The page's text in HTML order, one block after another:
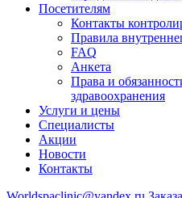
Посетителям
Контакты
Правила
FAQ
Анкета
Права и
здравоохранения
Услуги и цены
Специалисты
Акции
Новости
Контакты